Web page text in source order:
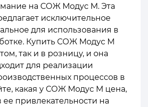
на СОЖ Модус М. Эта
исключительное
для использования в
Купить СОЖ Модус М
так и в розницу, и она
для реализации
процессов в
какая у СОЖ Модус М цена,
ее привлекательности на